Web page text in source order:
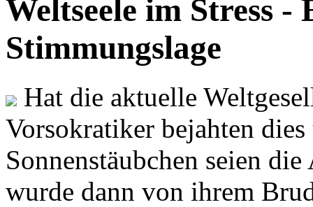
Weltseele im Stress -
Stimmungslage
Hat die aktuelle
Vorsokratiker bejahten
Sonnenstäubchen seien
wurde dann von ihrem